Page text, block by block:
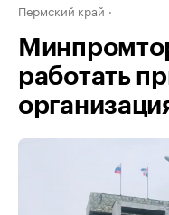
Пермский край
работать